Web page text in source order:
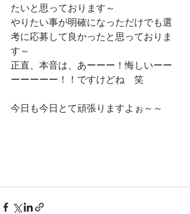
たいと思っております～
やりたい事が明確になっただけでも選
考に応募して良かったと思っておりま
す～
正直、本音は、あーーー！悔しいーー
ーーーーー！！ですけどね　笑
今日も今日とて頑張りますよぉ～～